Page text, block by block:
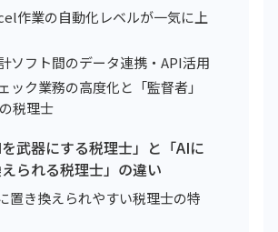
作業の自動化レベルが一気に上
ソフト間のデータ連携・API活用
ック業務の高度化と「監督者」
税理士
武器にする税理士」と「AIに
られる税理士」の違い
置き換えられやすい税理士の特